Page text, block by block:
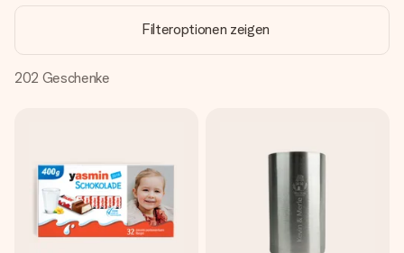
+49 39292 929695
Montag - Freitag : 8:30 - 17:00 Uhr
Samstag - Sonntag : 8:30 - 13:00 Uhr
Filteroptionen zeigen
202 Geschenke